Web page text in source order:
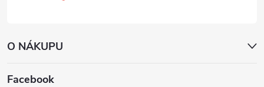
O NÁKUPU
Facebook